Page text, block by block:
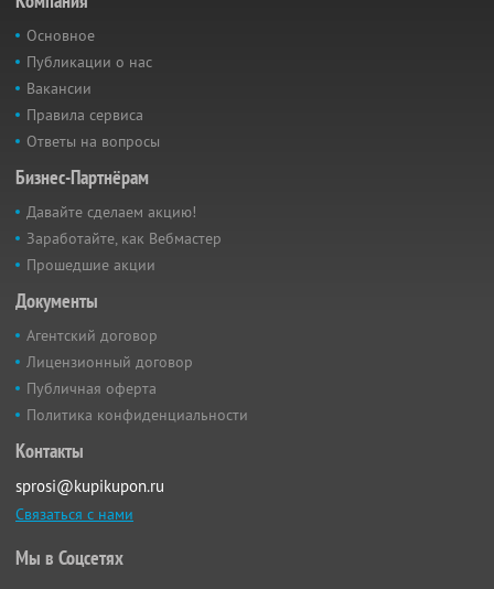
Основное
Публикации о нас
Вакансии
Правила сервиса
Ответы на вопросы
Бизнес-Партнёрам
Давайте сделаем акцию!
Заработайте, как Вебмастер
Прошедшие акции
Документы
Агентский договор
Лицензионный договор
Публичная оферта
Политика конфиденциальности
Контакты
sprosi@kupikupon.ru
Связаться с нами
Мы в Соцсетях